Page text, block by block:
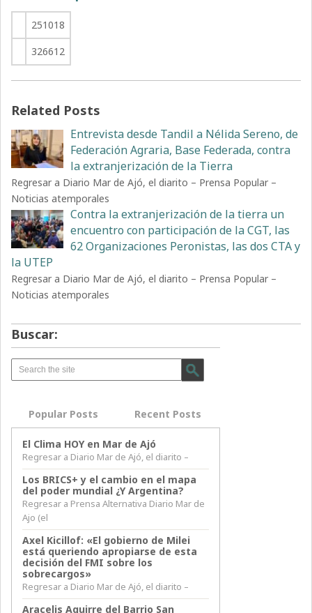
251018
326612
Related Posts
Entrevista desde Tandil a Nélida Sereno, de
Federación Agraria, Base Federada, contra
la extranjerización de la Tierra
Regresar a Diario Mar de Ajó, el diarito – Prensa Popular –
Noticias atemporales
Contra la extranjerización de la tierra un
encuentro con participación de la CGT, las
62 Organizaciones Peronistas, las dos CTA y
la UTEP
Regresar a Diario Mar de Ajó, el diarito – Prensa Popular –
Noticias atemporales
Buscar:
Popular Posts Recent Posts
El Clima HOY en Mar de Ajó
Regresar a Diario Mar de Ajó, el diarito –
Los BRICS+ y el cambio en el mapa
del poder mundial ¿Y Argentina?
Regresar a Prensa Alternativa Diario Mar de
Ajo (el
Axel Kicillof: «El gobierno de Milei
está queriendo apropiarse de esta
decisión del FMI sobre los
sobrecargos»
Regresar a Diario Mar de Ajó, el diarito –
Aracelis Aguirre del Barrio San